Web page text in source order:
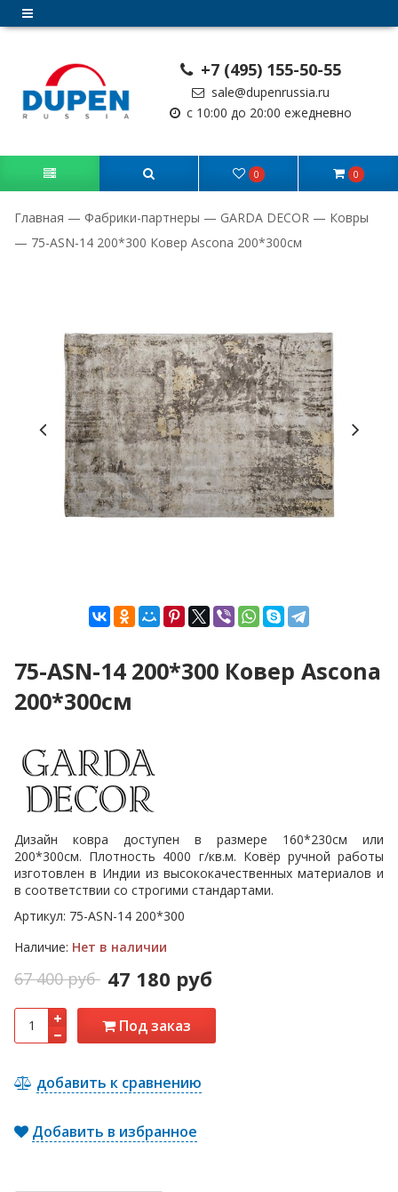
+7 (495) 155-50-55
sale@dupenrussia.ru
с 10:00 до 20:00 ежедневно
0 0
Главная — Фабрики-партнеры — GARDA DECOR — Ковры
— 75-ASN-14 200*300 Ковер Ascona 200*300см
75-ASN-14 200*300 Ковер Ascona
200*300см
Дизайн ковра доступен в размере 160*230см или
200*300см. Плотность 4000 г/кв.м. Ковёр ручной работы
изготовлен в Индии из высококачественных материалов и
в соответствии со строгими стандартами.
Артикул: 75-ASN-14 200*300
Наличие: Нет в наличии
67 400 руб 47 180 руб
Под заказ
добавить к сравнению
Добавить в избранное